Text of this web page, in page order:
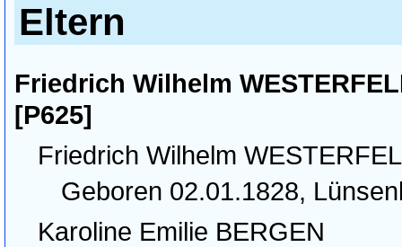
Eltern
Friedrich Wilhelm
[P625]
Friedrich Wilhelm
Geboren 02.01.1828,
Karoline Emilie BERGEN